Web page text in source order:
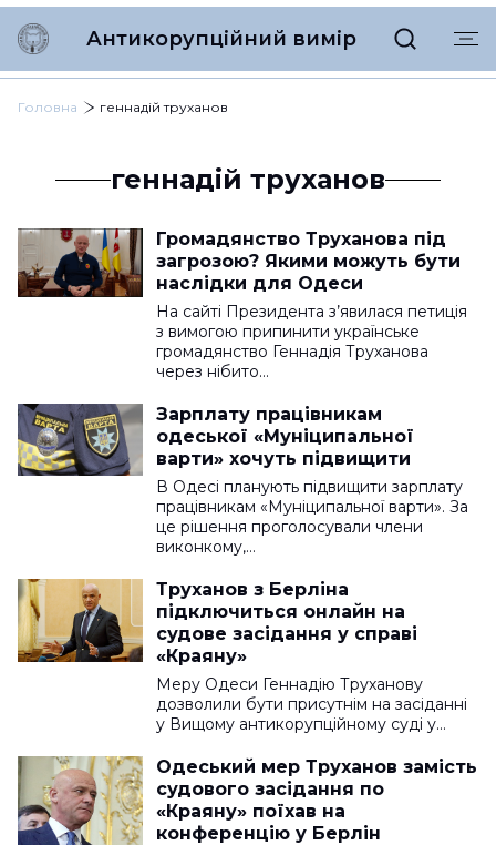
Антикорупційний вимір
Головна геннадій труханов
геннадій труханов
Громадянство Труханова під
загрозою? Якими можуть бути
наслідки для Одеси
На сайті Президента з’явилася петиція
з вимогою припинити українське
громадянство Геннадія Труханова
через нібито…
Зарплату працівникам
одеської «Муніципальної
варти» хочуть підвищити
В Одесі планують підвищити зарплату
працівникам «Муніципальної варти». За
це рішення проголосували члени
виконкому,…
Труханов з Берліна
підключиться онлайн на
судове засідання у справі
«Краяну»
Меру Одеси Геннадію Труханову
дозволили бути присутнім на засіданні
у Вищому антикорупційному суді у…
Одеський мер Труханов замість
судового засідання по
«Краяну» поїхав на
конференцію у Берлін